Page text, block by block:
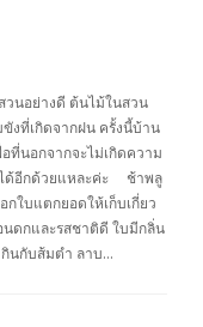
วนอย่างดี ต้นไม้ในสวน
งที่เกิดจากฝน ครั้งนี้บ้าน
ที่นอกจากจะไม่เกิดความ
ได้อีกด้วยแหละค่ะ ช้าพลู
ใบแตกยอดให้เก็บเกี่ยว
นดกและรสชาติดี ใบมีกลิ่น
กินกับส้มตำ ลาบ…